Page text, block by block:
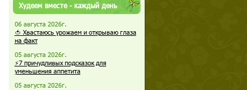
Худеем вместе - каждый день
06 августа 2026г.
🍅 Хвастаюсь урожаем и открываю глаза
на факт
05 августа 2026г.
⚡7 причудливых подсказок для
уменьшения аппетита
05 августа 2026г.